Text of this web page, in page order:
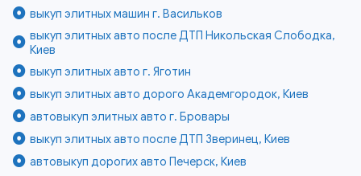
выкуп элитных машин г. Васильков
выкуп элитных авто после ДТП Никольская Слободка,
Киев
выкуп элитных авто г. Яготин
выкуп элитных авто дорого Академгородок, Киев
автовыкуп элитных авто г. Бровары
выкуп элитных авто после ДТП Зверинец, Киев
автовыкуп дорогих авто Печерск, Киев